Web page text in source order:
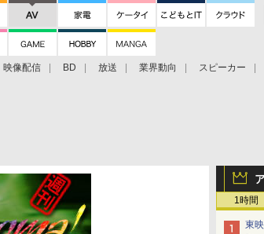
映像配信 BD 放送 業界動向 スピーカー
1時間
東